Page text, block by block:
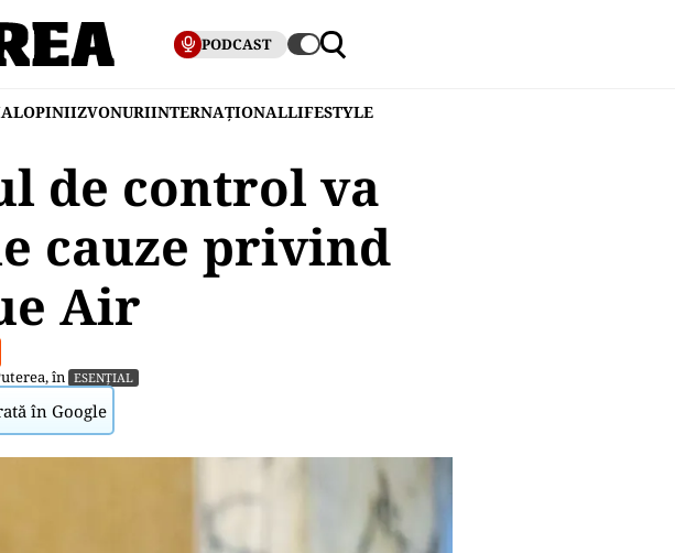
PODCAST
OPINIIZVONURIINTERNAȚIONALLIFESTYLE
de control va
cauze privind
Air
, în ESENȚIAL
în Google